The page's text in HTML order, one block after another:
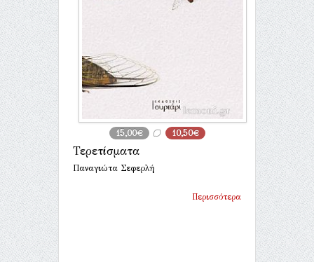
15,00€ 10,50€
Τερετίσματα
Παναγιώτα Σεφερλή
Περισσότερα